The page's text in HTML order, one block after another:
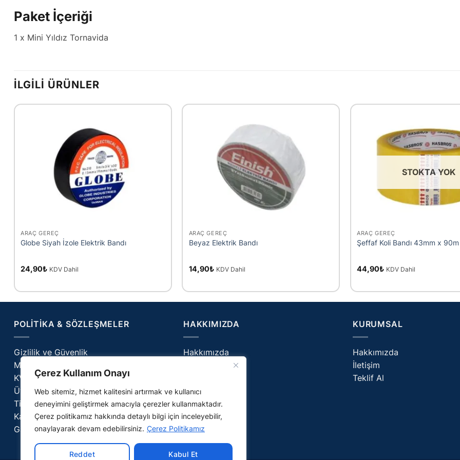
Çerez Kullanım Onayı
Web sitemiz, hizmet kalitesini artırmak ve kullanıcı
deneyimini geliştirmek amacıyla çerezler kullanmaktadır.
Çerez politikamız hakkında detaylı bilgi için inceleyebilir,
onaylayarak devam edebilirsiniz. Çerez Politikamız
Reddet Kabul Et
Paket İçeriği
1 x Mini Yıldız Tornavida
İLGILI ÜRÜNLER
ARAÇ GEREÇ
Globe Siyah İzole Elektrik Bandı
24,90₺ KDV Dahil
ARAÇ GEREÇ
Beyaz Elektrik Bandı
14,90₺ KDV Dahil
STOKTA YOK
ARAÇ GEREÇ
Şeffaf Koli Bandı 43mm x 90m
44,90₺ KDV Dahil
POLITIKA & SÖZLEŞMELER
Gizlilik ve Güvenlik
Mesafeli Satış Sözleşmesi
KVKK Aydınlatma
Üyelik Sözleşmesi
Ticari İletişim İzni
Kargo & Teslimat Politikamız
Garanti & İade Politikamız
HAKKIMIZDA
Hakkımızda
SSS
KURUMSAL
Hakkımızda
İletişim
Teklif Al